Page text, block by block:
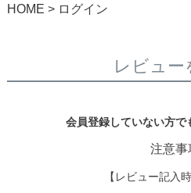
HOME ログイン
レビュー
会員登録していない方で
注意事
【レビュー記入